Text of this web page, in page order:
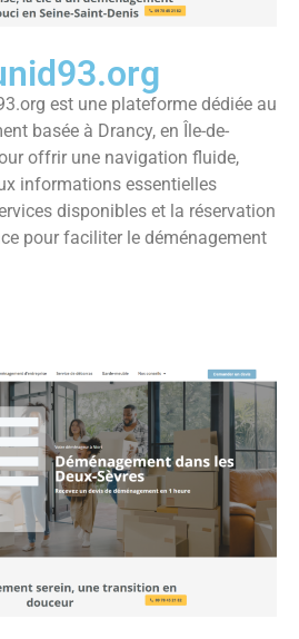
est une plateforme dédiée au
basée à Drancy, en Île-de-
offrir une navigation fluide,
informations essentielles
disponibles et la réservation
pour faciliter le déménagement